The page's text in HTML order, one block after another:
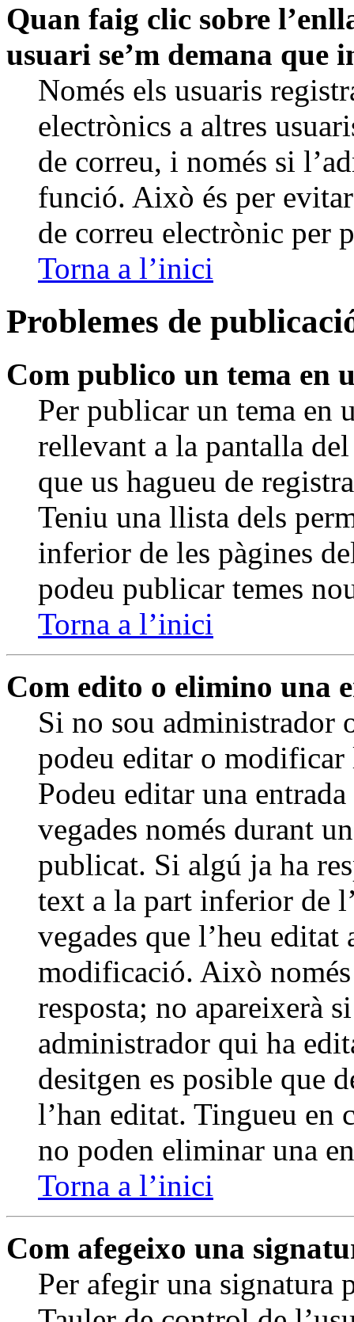
Quan faig clic sobre
usuari se’m demana que
Només els usuaris
electrònics a altres
de correu, i només si
funció. Això és per
de correu electrònic per
Torna a l’inici
Problemes de
Com publico un tema en
Per publicar un tema en
rellevant a la pantalla
que us hagueu de
Teniu una llista dels
inferior de les pàgines
podeu publicar temes
Torna a l’inici
Com edito o elimino una
Si no sou administrador
podeu editar o modificar
Podeu editar una
vegades només durant
publicat. Si algú ja ha
text a la part inferior de
vegades que l’heu
modificació. Això
resposta; no apareixerà
administrador qui ha
desitgen es posible que
l’han editat. Tingueu en
no poden eliminar una
Torna a l’inici
Com afegeixo una
Per afegir una signatura